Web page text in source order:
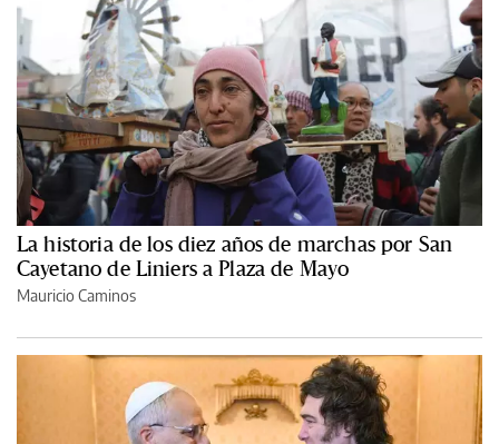
La historia de los diez años de marchas por San
Cayetano de Liniers a Plaza de Mayo
Mauricio Caminos